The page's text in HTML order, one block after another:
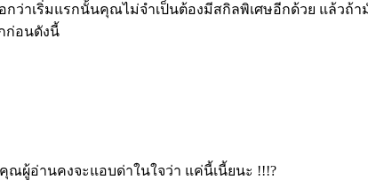
กว่าเริ่มแรกนั้นคุณไม่จำเป็นต้องมีสกิลพิเศษอีกด้วย แล้วถ้
ก่อนดังนี้
ผู้อ่านคงจะแอบด่าในใจว่า แค่นี้เนี้ยนะ !!!?